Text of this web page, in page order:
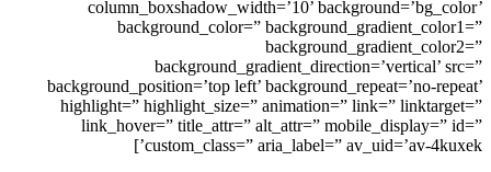
column_boxshadow_width=’10’ background=’bg_color’
background_color=” background_gradient_color1=”
background_gradient_color2=”
background_gradient_direction=’vertical’ src=”
background_position=’top left’ background_repeat=’no-repeat’
highlight=” highlight_size=” animation=” link=” linktarget=”
link_hover=” title_attr=” alt_attr=” mobile_display=” id=”
custom_class=” aria_label=” av_uid=’av-4kuxek’]